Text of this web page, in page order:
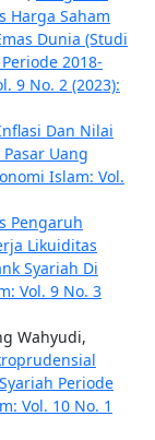
Harga Saham
Dunia (Studi
2018-
9 No. 2 (2023):
Dan Nilai
Uang
Islam: Vol.
Pengaruh
Likuiditas
Syariah Di
Vol. 9 No. 3
Wahyudi,
Periode
Vol. 10 No. 1